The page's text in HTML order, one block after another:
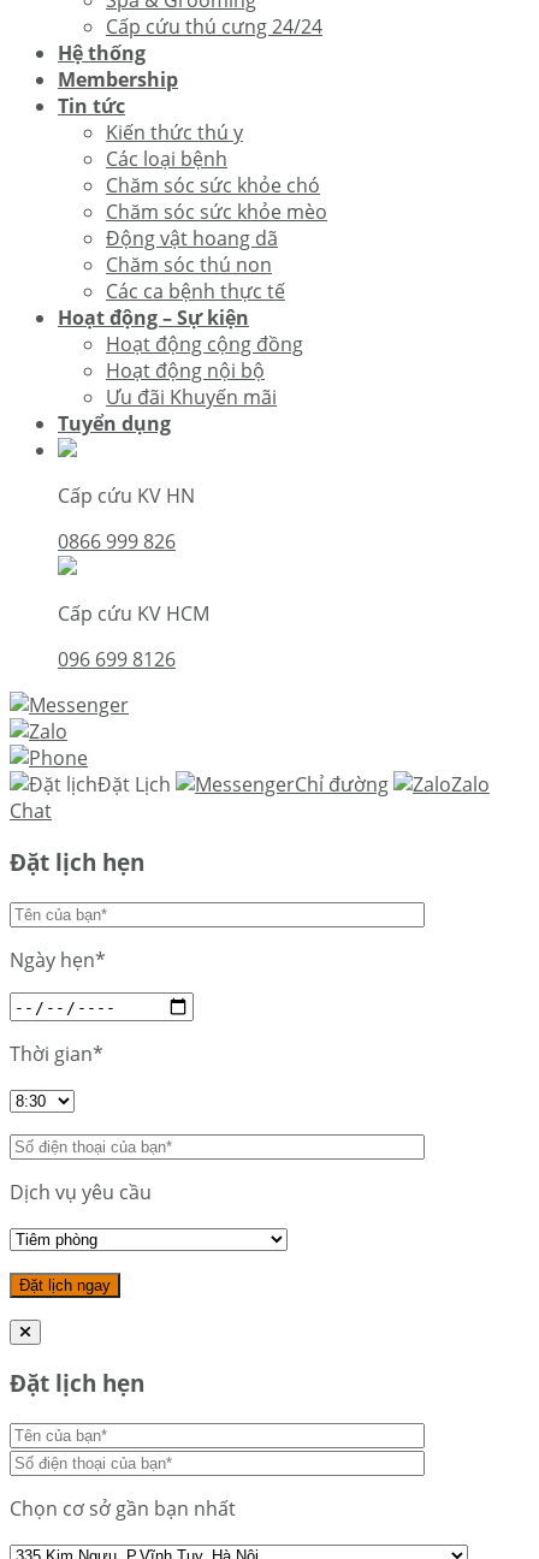
Cấp cứu thú cưng 24/24
Hệ thống
Membership
Tin tức
Kiến thức thú y
Các loại bệnh
Chăm sóc sức khỏe chó
Chăm sóc sức khỏe mèo
Động vật hoang dã
Chăm sóc thú non
Các ca bệnh thực tế
Hoạt động – Sự kiện
Hoạt động cộng đồng
Hoạt động nội bộ
Ưu đãi Khuyến mãi
Tuyển dụng
Cấp cứu KV HN
0866 999 826
Cấp cứu KV HCM
096 699 8126
Đặt Lịch Chỉ đường
Zalo
Chat
Đặt lịch hẹn
Ngày hẹn*
Thời gian*
Dịch vụ yêu cầu
Đặt lịch hẹn
Chọn cơ sở gần bạn nhất